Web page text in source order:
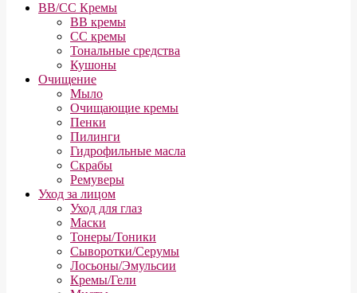
BB/CC Кремы
BB кремы
СС кремы
Тональные средства
Кушоны
Очищение
Мыло
Очищающие кремы
Пенки
Пилинги
Гидрофильные масла
Скрабы
Ремуверы
Уход за лицом
Уход для глаз
Маски
Тонеры/Тоники
Сыворотки/Серумы
Лосьоны/Эмульсии
Кремы/Гели